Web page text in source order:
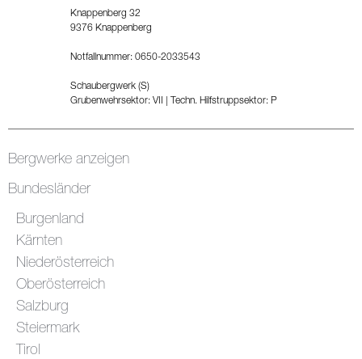
Bergwerke anzeigen
Bundesländer
Burgenland
Kärnten
Niederösterreich
Oberösterreich
Salzburg
Steiermark
Tirol
Knappenberg 32
9376 Knappenberg
Notfallnummer: 0650-2033543
Schaubergwerk (S)
Grubenwehrsektor: VII
Techn. Hilfstruppsektor: P